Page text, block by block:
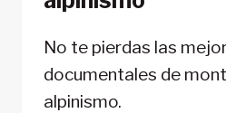
No te pierdas las
documentales de
alpinismo.